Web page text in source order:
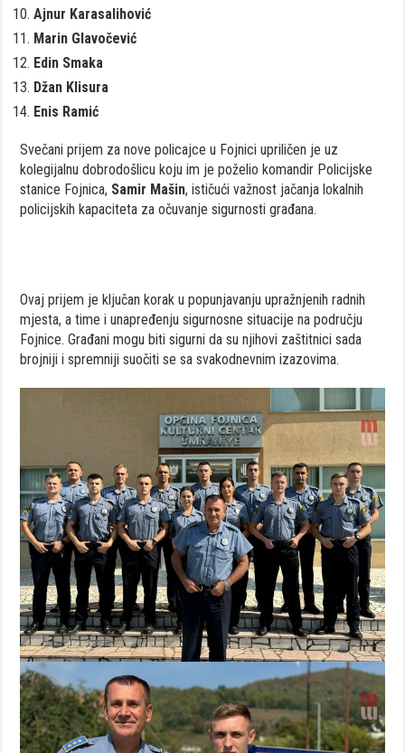
Ajnur Karasalihović
Marin Glavočević
Edin Smaka
Džan Klisura
Enis Ramić
Svečani prijem za nove policajce u Fojnici upriličen je uz
kolegijalnu dobrodošlicu koju im je poželio komandir Policijske
stanice Fojnica, Samir Mašin, ističući važnost jačanja lokalnih
policijskih kapaciteta za očuvanje sigurnosti građana.
Ovaj prijem je ključan korak u popunjavanju upražnjenih radnih
mjesta, a time i unapređenju sigurnosne situacije na području
Fojnice. Građani mogu biti sigurni da su njihovi zaštitnici sada
brojniji i spremniji suočiti se sa svakodnevnim izazovima.